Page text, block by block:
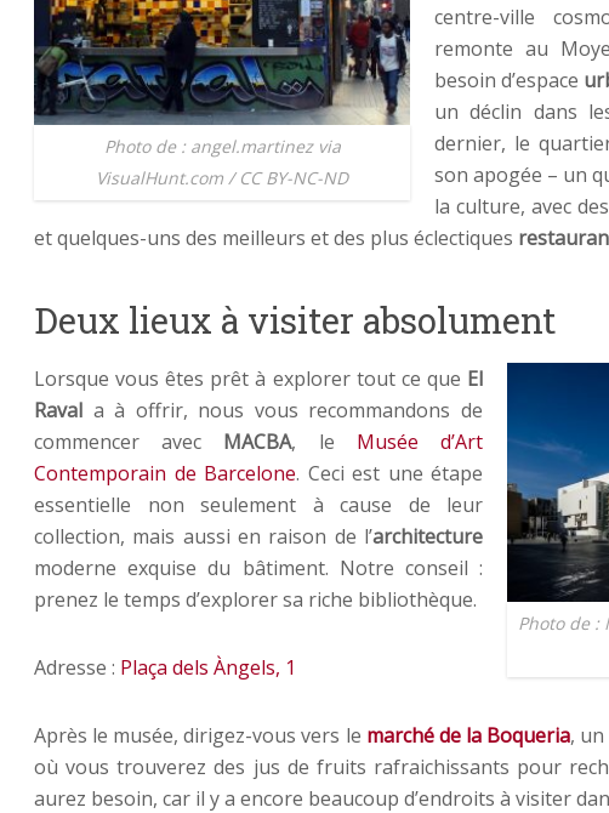
Photo de : angel.martinez via
VisualHunt.com / CC BY-NC-ND
centre-ville
remonte au
besoin d’espace
un déclin dans
dernier, le
son apogée – un
la culture, avec
et quelques-uns des meilleurs et des plus éclectiques
Deux lieux à visiter absolument
Photo de :
Lorsque vous êtes prêt à explorer tout ce que El
Raval a à offrir, nous vous recommandons de
commencer avec MACBA, le Musée d’Art
Contemporain de Barcelone. Ceci est une étape
essentielle non seulement à cause de leur
collection, mais aussi en raison de l’architecture
moderne exquise du bâtiment. Notre conseil :
prenez le temps d’explorer sa riche bibliothèque.
Adresse : Plaça dels Àngels, 1
Après le musée, dirigez-vous vers le marché de la Boqueria,
où vous trouverez des jus de fruits rafraichissants pour
aurez besoin, car il y a encore beaucoup d’endroits à visiter